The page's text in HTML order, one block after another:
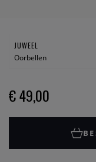
JUWEEL
Oorbellen
€ 49,00